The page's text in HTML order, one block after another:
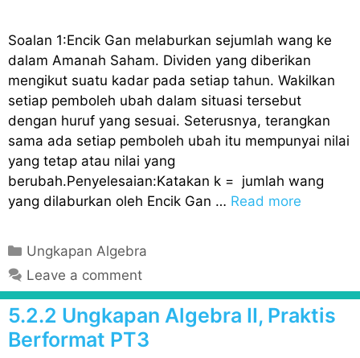
Soalan 1:Encik Gan melaburkan sejumlah wang ke
dalam Amanah Saham. Dividen yang diberikan
mengikut suatu kadar pada setiap tahun. Wakilkan
setiap pemboleh ubah dalam situasi tersebut
dengan huruf yang sesuai. Seterusnya, terangkan
sama ada setiap pemboleh ubah itu mempunyai nilai
yang tetap atau nilai yang
berubah.Penyelesaian:Katakan k = jumlah wang
yang dilaburkan oleh Encik Gan … Read more
C
a
t
e
o
Ungkapan Algebra
Leave a comment
5.2.2 Ungkapan Algebra II, Praktis
Berformat PT3